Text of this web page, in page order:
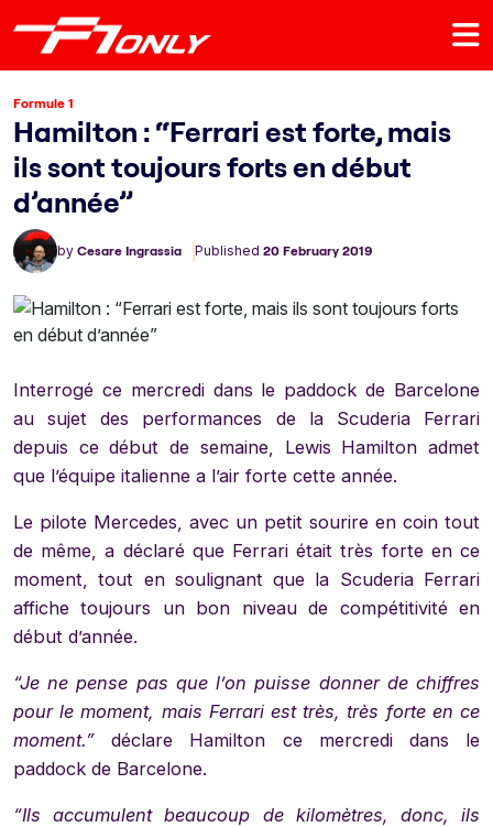
Formule 1
Hamilton : “Ferrari est forte, mais
ils sont toujours forts en début
d’année”
by Cesare Ingrassia Published 20 February 2019
Interrogé ce mercredi dans le paddock de Barcelone
au sujet des performances de la Scuderia Ferrari
depuis ce début de semaine, Lewis Hamilton admet
que l’équipe italienne a l’air forte cette année.
Le pilote Mercedes, avec un petit sourire en coin tout
de même, a déclaré que Ferrari était très forte en ce
moment, tout en soulignant que la Scuderia Ferrari
affiche toujours un bon niveau de compétitivité en
début d’année.
“Je ne pense pas que l’on puisse donner de chiffres
pour le moment, mais Ferrari est très, très forte en ce
moment.” déclare Hamilton ce mercredi dans le
paddock de Barcelone.
“Ils accumulent beaucoup de kilomètres, donc, ils